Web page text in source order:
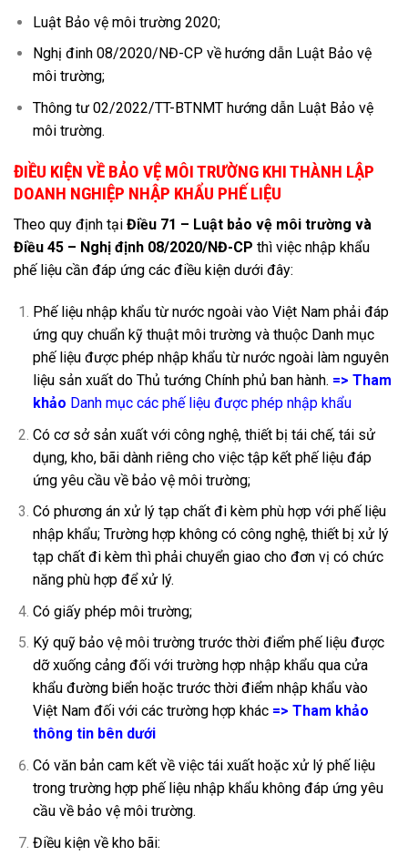
Luật Bảo vệ môi trường 2020;
Nghị đinh 08/2020/NĐ-CP về hướng dẫn Luật Bảo vệ
môi trường;
Thông tư 02/2022/TT-BTNMT hướng dẫn Luật Bảo vệ
môi trường.
ĐIỀU KIỆN VỀ BẢO VỆ MÔI TRƯỜNG KHI THÀNH LẬP
DOANH NGHIỆP NHẬP KHẨU PHẾ LIỆU
Theo quy định tại Điều 71 – Luật bảo vệ môi trường và
Điều 45 – Nghị định 08/2020/NĐ-CP thì việc nhập khẩu
phế liệu cần đáp ứng các điều kiện dưới đây:
Phế liệu nhập khẩu từ nước ngoài vào Việt Nam phải đáp
ứng quy chuẩn kỹ thuật môi trường và thuộc Danh mục
phế liệu được phép nhập khẩu từ nước ngoài làm nguyên
liệu sản xuất do Thủ tướng Chính phủ ban hành. => Tham
khảo Danh mục các phế liệu được phép nhập khẩu
Có cơ sở sản xuất với công nghệ, thiết bị tái chế, tái sử
dụng, kho, bãi dành riêng cho việc tập kết phế liệu đáp
ứng yêu cầu về bảo vệ môi trường;
Có phương án xử lý tạp chất đi kèm phù hợp với phế liệu
nhập khẩu; Trường hợp không có công nghệ, thiết bị xử lý
tạp chất đi kèm thì phải chuyển giao cho đơn vị có chức
năng phù hợp để xử lý.
Có giấy phép môi trường;
Ký quỹ bảo vệ môi trường trước thời điểm phế liệu được
dỡ xuống cảng đối với trường hợp nhập khẩu qua cửa
khẩu đường biển hoặc trước thời điểm nhập khẩu vào
Việt Nam đối với các trường hợp khác => Tham khảo
thông tin bên dưới
Có văn bản cam kết về việc tái xuất hoặc xử lý phế liệu
trong trường hợp phế liệu nhập khẩu không đáp ứng yêu
cầu về bảo vệ môi trường.
Điều kiện về kho bãi: